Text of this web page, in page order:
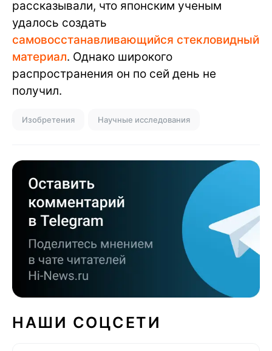
рассказывали, что японским ученым
удалось создать
самовосстанавливающийся стекловидный
материал. Однако широкого
распространения он по сей день не
получил.
Изобретения Научные исследования
НАШИ СОЦСЕТИ